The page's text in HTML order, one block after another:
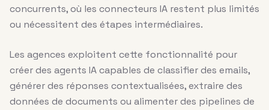
concurrents, où les connecteurs IA restent plus limités
ou nécessitent des étapes intermédiaires.
Les agences exploitent cette fonctionnalité pour
créer des agents IA capables de classifier des emails,
générer des réponses contextualisées, extraire des
données de documents ou alimenter des pipelines de